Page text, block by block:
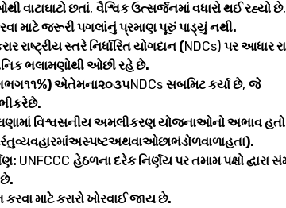
વાટાઘાટો છતાં, વૈશ્વિક ઉત્સર્જનમાં વધારો થઈ રહ્યો છે,
માટે જરૂરી પગલાંનું પ્રમાણ પૂરું પાડ્યું નથી.
રાષ્ટ્રીય સ્તરે નિર્ધારિત યોગદાન (NDCs) પર આધાર
ભલામણોથી ઓછી રહે છે.
એતેમના૨૦૩૫NDCs સબમિટ કર્યા છે, જે
વિશ્વસનીય અમલીકરણ યોજનાઓનો અભાવ
UNFCCC હેઠળના દરેક નિર્ણય પર તમામ પક્ષો દ્વારા
માટે કરારો ખોરવાઈ જાય છે.